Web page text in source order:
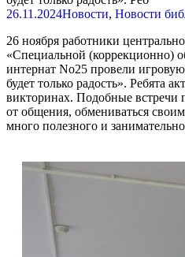
26.11.2024Новости, Новости
26 ноября работники
«Специальной (коррекционно)
интернат No25 провели
будет только радость». Ребята
викторинах. Подобные встречи
от общения, обмениваться
много полезного и